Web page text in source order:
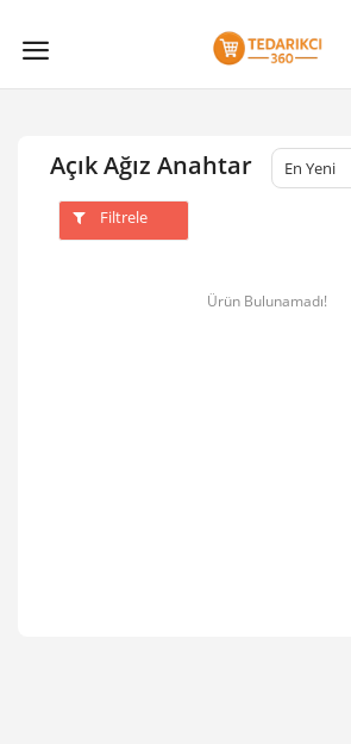
Açık Ağız Anahtar En Yeni
Filtrele
Ürün Bulunamadı!